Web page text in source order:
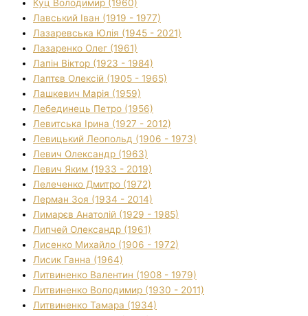
Куц Володимир (1960)
Лавський Іван (1919 - 1977)
Лазаревська Юлія (1945 - 2021)
Лазаренко Олег (1961)
Лапін Віктор (1923 - 1984)
Лаптєв Олексій (1905 - 1965)
Лашкевич Марія (1959)
Лебединець Петро (1956)
Левитська Ірина (1927 - 2012)
Левицький Леопольд (1906 - 1973)
Левич Олександр (1963)
Левич Яким (1933 - 2019)
Лелеченко Дмитро (1972)
Лерман Зоя (1934 - 2014)
Лимарєв Анатолій (1929 - 1985)
Липчей Олександр (1961)
Лисенко Михайло (1906 - 1972)
Лисик Ганна (1964)
Литвиненко Валентин (1908 - 1979)
Литвиненко Володимир (1930 - 2011)
Литвиненко Тамара (1934)